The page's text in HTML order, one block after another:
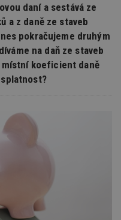
daní a sestává ze
a z daně ze staveb
pokračujeme druhým
na daň ze staveb
koeficient daně